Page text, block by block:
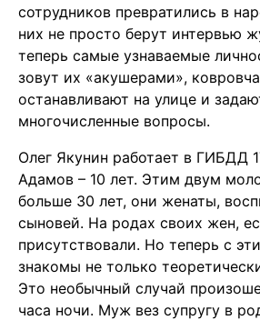
сотрудников превратились в
них не просто берут интервью
теперь самые узнаваемые
зовут их «акушерами»,
останавливают на улице и
многочисленные вопросы.
Олег Якунин работает в ГИБДД
Адамов – 10 лет. Этим двум
больше 30 лет, они женаты,
сыновей. На родах своих жен,
присутствовали. Но теперь с
знакомы не только
Это необычный случай
часа ночи. Муж вез супругу в